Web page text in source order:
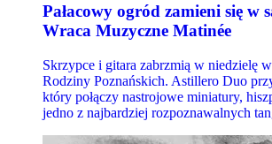
Pałacowy ogród zamieni się w
Wraca Muzyczne Matinée
Skrzypce i gitara zabrzmią w niedzielę w
Rodziny Poznańskich. Astillero Duo
który połączy nastrojowe miniatury,
jedno z najbardziej rozpoznawalnych